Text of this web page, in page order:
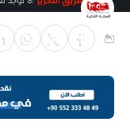
آخر تحديث أغسطس 17, 2018 5:35 م